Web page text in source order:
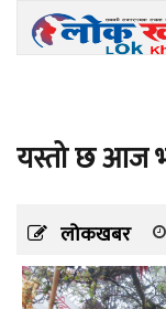
यस्तो छ आज
लोकखबर